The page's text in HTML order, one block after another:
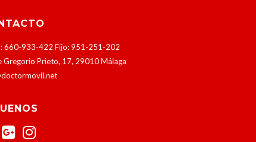
660-933-422 Fijo: 951-251-202
Gregorio Prieto, 17, 29010 Málaga